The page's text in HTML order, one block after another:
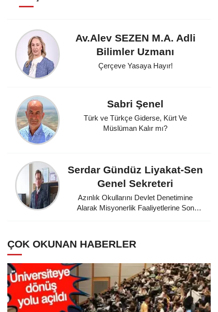
Av.Alev SEZEN M.A. Adli
Bilimler Uzmanı
Çerçeve Yasaya Hayır!
Sabri Şenel
Türk ve Türkçe Giderse, Kürt Ve
Müslüman Kalır mı?
Serdar Gündüz Liyakat-Sen
Genel Sekreteri
Azınlık Okullarını Devlet Denetimine
Alarak Misyonerlik Faaliyetlerine Son
ÇOK OKUNAN HABERLER